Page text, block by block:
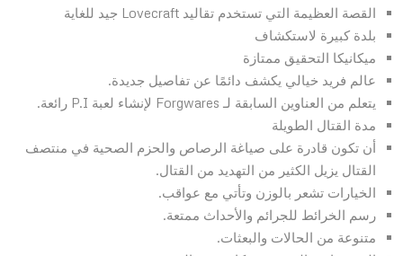
القصة العظيمة التي تستخدم تقاليد Lovecraft جيد للغاية
بلدة كبيرة لاستكشاف
ميكانيكا التحقيق ممتازة
عالم فريد خيالي يكشف دائمًا عن تفاصيل جديدة.
يتعلم من العناوين السابقة لـ Forgwares لإنشاء لعبة P.I رائعة.
مدة القتال الطويلة
أن تكون قادرة على صياغة الرصاص والحزم الصحية في منتصف
القتال يزيل الكثير من التهديد من القتال.
الخيارات تشعر بالوزن وتأتي مع عواقب.
رسم الخرائط للجرائم والأحداث ممتعة.
متنوعة من الحالات والبعثات.